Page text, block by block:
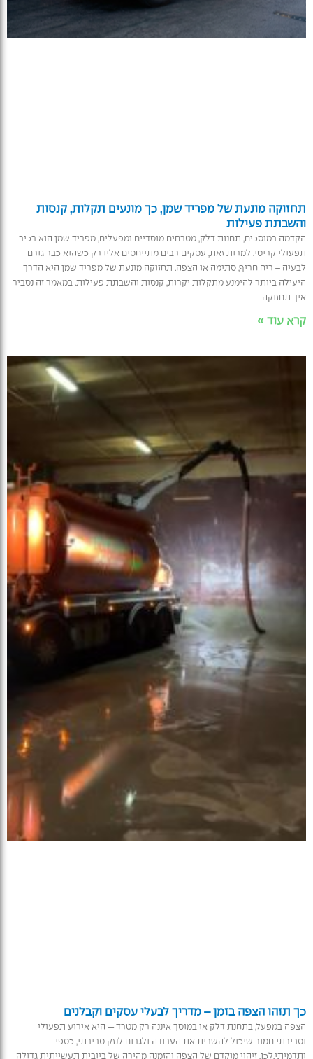
תחזוקה מונעת של מפריד שמן, כך מונעים תקלות, קנסות
והשבתת פעילות
הקדמה במוסכים, תחנות דלק, מטבחים מוסדיים ומפעלים, מפריד שמן הוא רכיב
תפעולי קריטי. למרות זאת, עסקים רבים מתייחסים אליו רק כשהוא כבר גורם
לבעיה – ריח חריף, סתימה או הצפה. תחזוקה מונעת של מפריד שמן היא הדרך
היעילה ביותר להימנע מתקלות יקרות, קנסות והשבתת פעילות. במאמר זה נסביר
איך תחזוקה
קרא עוד »
כך תזהו הצפה בזמן – מדריך לבעלי עסקים וקבלנים
הצפה במפעל, בתחנת דלק או במוסך איננה רק מטרד — היא אירוע תפעולי
וסביבתי חמור שיכול להשבית את העבודה ולגרום לנזק סביבתי, כספי
ותדמיתי.לכן, זיהוי מוקדם של הצפה והזמנה מהירה של ביובית תעשייתית גדולה